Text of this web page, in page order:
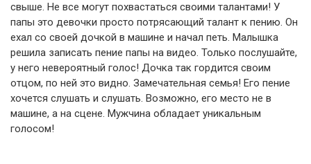
свыше. Не все могут похвастаться своими талантами! У
папы это девочки просто потрясающий талант к пению. Он
ехал со своей дочкой в машине и начал петь. Малышка
решила записать пение папы на видео. Только послушайте,
у него невероятный голос! Дочка так гордится своим
отцом, по ней это видно. Замечательная семья! Его пение
хочется слушать и слушать. Возможно, его место не в
машине, а на сцене. Мужчина обладает уникальным
голосом!